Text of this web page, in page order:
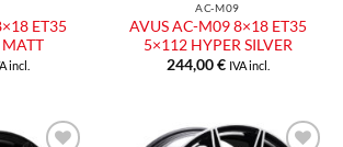
ET35
MATT
incl.
AC-M09
AVUS AC-M09 8×18 ET35
5×112 HYPER SILVER
244,00€ IVA incl.